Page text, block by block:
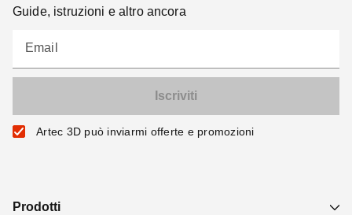
Guide, istruzioni e altro ancora
Email
Artec 3D può inviarmi offerte e promozioni
Prodotti